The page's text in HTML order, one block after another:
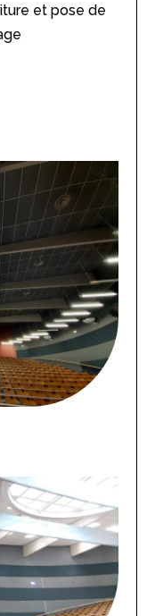
et pose de